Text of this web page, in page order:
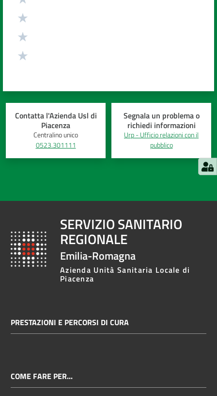
Contatta l'Azienda Usl di
Piacenza
Centralino unico
0523.301111
Segnala un problema o
richiedi informazioni
Urp - Ufficio relazioni con il
pubblico
SERVIZIO SANITARIO
REGIONALE
Emilia-Romagna
Azienda Unità Sanitaria Locale di
Piacenza
PRESTAZIONI E PERCORSI DI CURA
COME FARE PER...